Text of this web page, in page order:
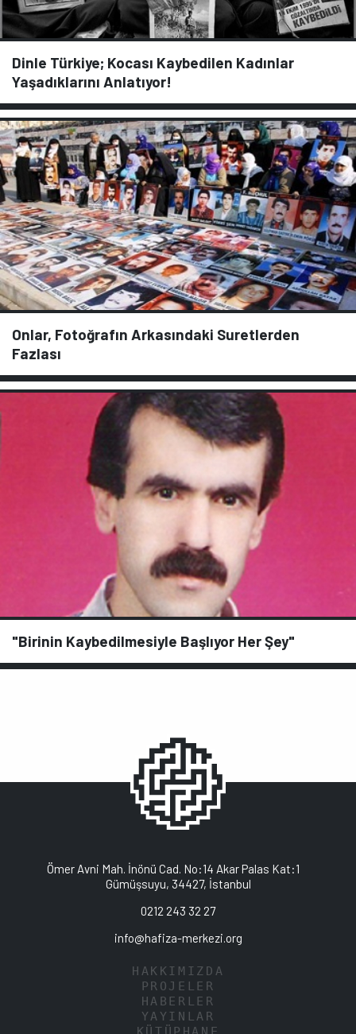
Dinle Türkiye; Kocası Kaybedilen Kadınlar
Yaşadıklarını Anlatıyor!
Onlar, Fotoğrafın Arkasındaki Suretlerden
Fazlası
"Birinin Kaybedilmesiyle Başlıyor Her Şey"
Ömer Avni Mah. İnönü Cad. No:14 Akar Palas Kat:1
Gümüşsuyu, 34427, İstanbul
0212 243 32 27
info@hafiza-merkezi.org
HAKKIMIZDA
PROJELER
HABERLER
YAYINLAR